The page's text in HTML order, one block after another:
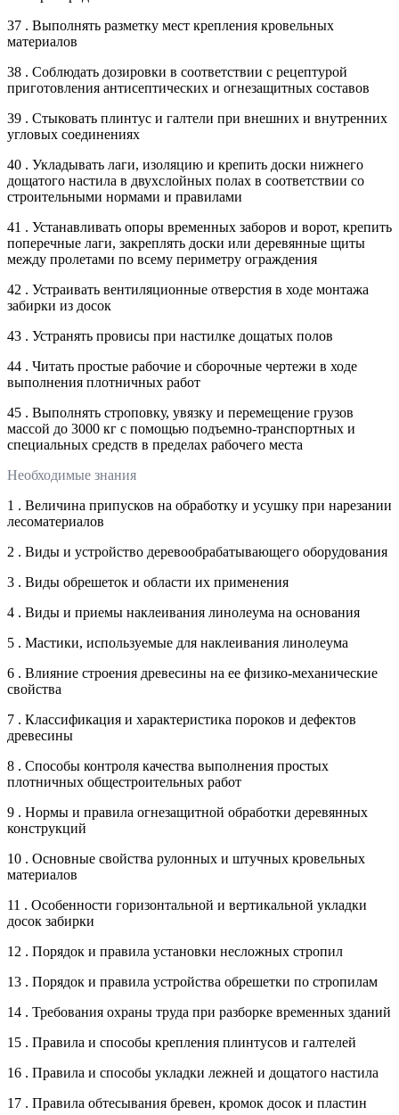
37 . Выполнять разметку мест крепления кровельных
материалов
38 . Соблюдать дозировки в соответствии с рецептурой
приготовления антисептических и огнезащитных составов
39 . Стыковать плинтус и галтели при внешних и внутренних
угловых соединениях
40 . Укладывать лаги, изоляцию и крепить доски нижнего
дощатого настила в двухслойных полах в соответствии со
строительными нормами и правилами
41 . Устанавливать опоры временных заборов и ворот, крепить
поперечные лаги, закреплять доски или деревянные щиты
между пролетами по всему периметру ограждения
42 . Устраивать вентиляционные отверстия в ходе монтажа
забирки из досок
43 . Устранять провисы при настилке дощатых полов
44 . Читать простые рабочие и сборочные чертежи в ходе
выполнения плотничных работ
45 . Выполнять строповку, увязку и перемещение грузов
массой до 3000 кг с помощью подъемно-транспортных и
специальных средств в пределах рабочего места
Необходимые знания
1 . Величина припусков на обработку и усушку при нарезании
лесоматериалов
2 . Виды и устройство деревообрабатывающего оборудования
3 . Виды обрешеток и области их применения
4 . Виды и приемы наклеивания линолеума на основания
5 . Мастики, используемые для наклеивания линолеума
6 . Влияние строения древесины на ее физико-механические
свойства
7 . Классификация и характеристика пороков и дефектов
древесины
8 . Способы контроля качества выполнения простых
плотничных общестроительных работ
9 . Нормы и правила огнезащитной обработки деревянных
конструкций
10 . Основные свойства рулонных и штучных кровельных
материалов
11 . Особенности горизонтальной и вертикальной укладки
досок забирки
12 . Порядок и правила установки несложных стропил
13 . Порядок и правила устройства обрешетки по стропилам
14 . Требования охраны труда при разборке временных зданий
15 . Правила и способы крепления плинтусов и галтелей
16 . Правила и способы укладки лежней и дощатого настила
17 . Правила обтесывания бревен, кромок досок и пластин